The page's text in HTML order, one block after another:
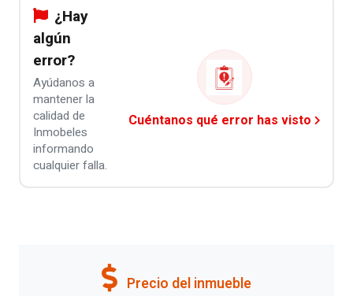
¿Hay
algún
error?
Ayúdanos a
mantener la
calidad de
Inmobeles
informando
cualquier falla.
Cuéntanos qué error has visto
Precio del inmueble